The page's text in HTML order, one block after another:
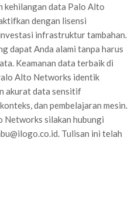
kehilangan data Palo Alto
dengan lisensi
infrastruktur tambahan.
dapat Anda alami tanpa harus
Keamanan data terbaik di
Alto Networks identik
akurat data sensitif
dan pembelajaran mesin.
Networks silakan hubungi
Tulisan ini telah